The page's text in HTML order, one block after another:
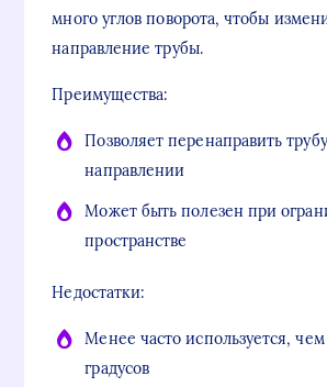
много углов поворота, чтобы
направление трубы.
Преимущества:
Позволяет перенаправить
направлении
Может быть полезен при
пространстве
Недостатки:
Менее часто используется,
градусов